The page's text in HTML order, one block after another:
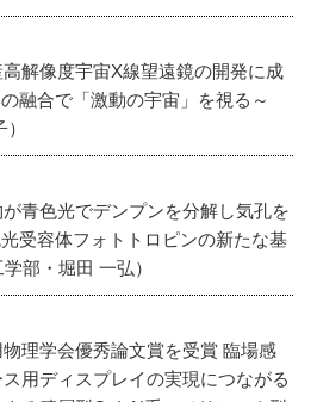
解像度宇宙X線望遠鏡の開発に成
融合で「激動の宇宙」を視る～
青色光でデンプンを分解し気孔を
受容体フォトトロピンの新たな基
部・堀田 一弘）
理学会優秀論文賞を受賞 臨場感
用ディスプレイの実現につながる